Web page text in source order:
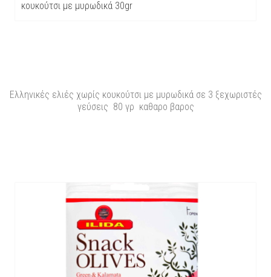
κουκούτσι με μυρωδικά 30gr
Ελληνικές ελιές χωρίς κουκούτσι με μυρωδικά σε 3 ξεχωριστές
γεύσεις 80 γρ καθαρο βαρος